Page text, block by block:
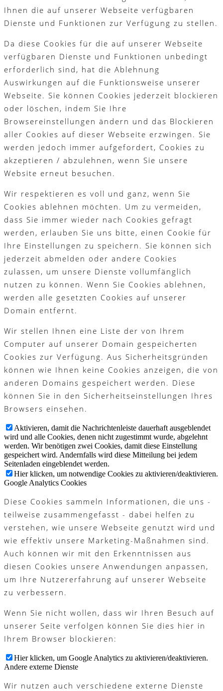
Ihnen die auf unserer Webseite verfügbaren
Dienste und Funktionen zur Verfügung zu stellen.
Da diese Cookies für die auf unserer Webseite
verfügbaren Dienste und Funktionen unbedingt
erforderlich sind, hat die Ablehnung
Auswirkungen auf die Funktionsweise unserer
Webseite. Sie können Cookies jederzeit blockieren
oder löschen, indem Sie Ihre
Browsereinstellungen ändern und das Blockieren
aller Cookies auf dieser Webseite erzwingen. Sie
werden jedoch immer aufgefordert, Cookies zu
akzeptieren / abzulehnen, wenn Sie unsere
Website erneut besuchen.
Wir respektieren es voll und ganz, wenn Sie
Cookies ablehnen möchten. Um zu vermeiden,
dass Sie immer wieder nach Cookies gefragt
werden, erlauben Sie uns bitte, einen Cookie für
Ihre Einstellungen zu speichern. Sie können sich
jederzeit abmelden oder andere Cookies
zulassen, um unsere Dienste vollumfänglich
nutzen zu können. Wenn Sie Cookies ablehnen,
werden alle gesetzten Cookies auf unserer
Domain entfernt.
Wir stellen Ihnen eine Liste der von Ihrem
Computer auf unserer Domain gespeicherten
Cookies zur Verfügung. Aus Sicherheitsgründen
können wie Ihnen keine Cookies anzeigen, die von
anderen Domains gespeichert werden. Diese
können Sie in den Sicherheitseinstellungen Ihres
Browsers einsehen.
Aktivieren, damit die Nachrichtenleiste dauerhaft ausgeblendet
wird und alle Cookies, denen nicht zugestimmt wurde, abgelehnt
werden. Wir benötigen zwei Cookies, damit diese Einstellung
gespeichert wird. Andernfalls wird diese Mitteilung bei jedem
Seitenladen eingeblendet werden.
Hier klicken, um notwendige Cookies zu aktivieren/deaktivieren.
Google Analytics Cookies
Diese Cookies sammeln Informationen, die uns -
teilweise zusammengefasst - dabei helfen zu
verstehen, wie unsere Webseite genutzt wird und
wie effektiv unsere Marketing-Maßnahmen sind.
Auch können wir mit den Erkenntnissen aus
diesen Cookies unsere Anwendungen anpassen,
um Ihre Nutzererfahrung auf unserer Webseite
zu verbessern.
Wenn Sie nicht wollen, dass wir Ihren Besuch auf
unserer Seite verfolgen können Sie dies hier in
Ihrem Browser blockieren:
Hier klicken, um Google Analytics zu aktivieren/deaktivieren.
Andere externe Dienste
Wir nutzen auch verschiedene externe Dienste